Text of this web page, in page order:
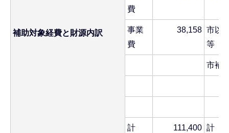
補助対象経費と財源内訳
費
事業
費
38,158 市以
等
市補
計 111,400 計